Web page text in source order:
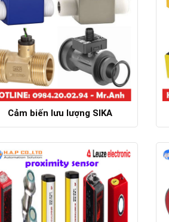
Cảm biến lưu lượng SIKA